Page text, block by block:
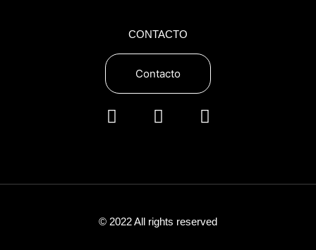
CONTACTO
Contacto
© 2022 All rights reserved